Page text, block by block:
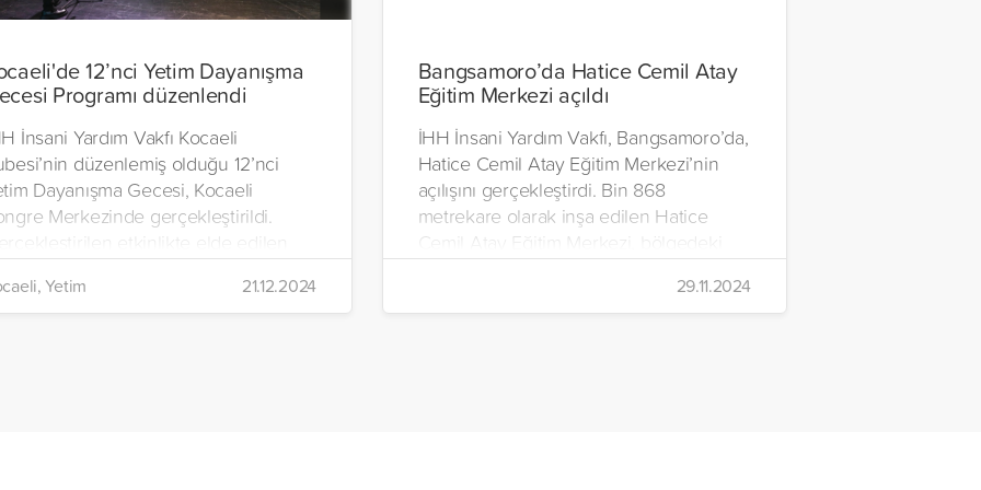
12’nci Yetim Dayanışma
Programı düzenlendi
İnsani Yardım Vakfı Kocaeli
düzenlemiş olduğu 12’nci
Dayanışma Gecesi, Kocaeli
Merkezinde gerçekleştirildi.
etkinlikte elde edilen
gelir, Filistinli yetimler için
Yetim 21.12.2024
Bangsamoro’da Hatice Cemil Atay
Eğitim Merkezi açıldı
İHH İnsani Yardım Vakfı, Bangsamoro’da,
Hatice Cemil Atay Eğitim Merkezi’nin
açılışını gerçekleştirdi. Bin 868
metrekare olarak inşa edilen Hatice
Cemil Atay Eğitim Merkezi, bölgedeki
yetimlere barınma, eğitim ve ibadet
olanakları sağlayacak geniş bir eğitim
merkezi olarak hizmete açıldı.
29.11.2024